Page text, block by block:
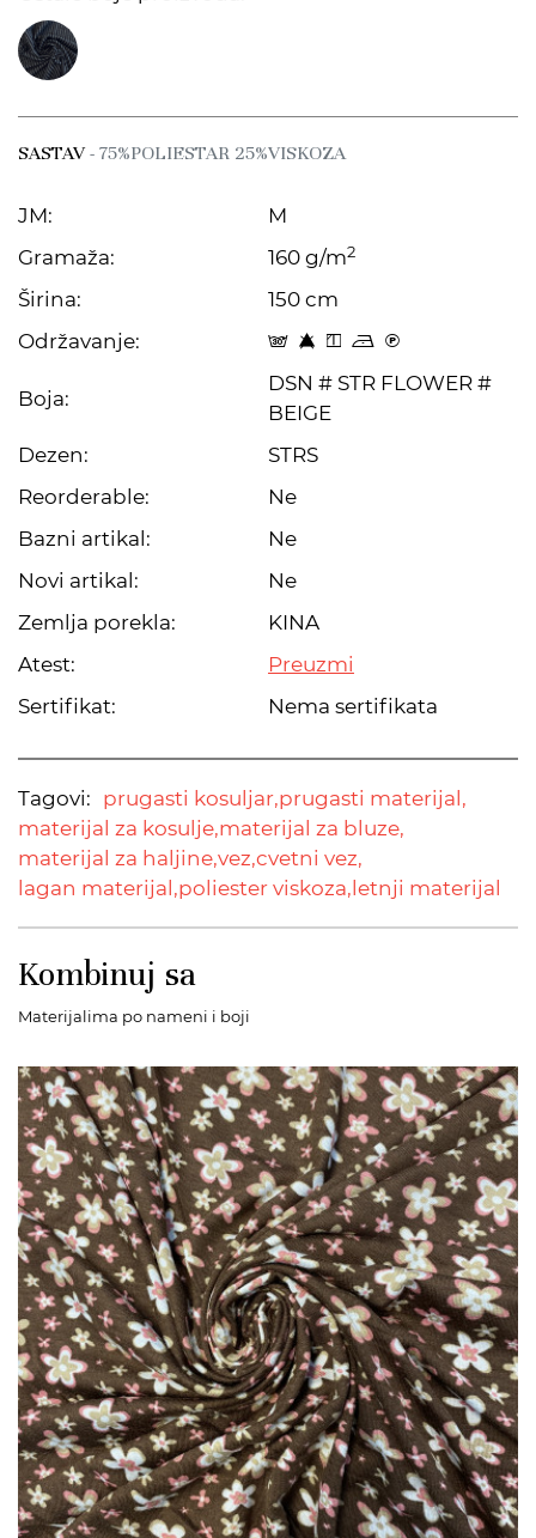
SASTAV- 75%POLIESTAR 25%VISKOZA
JM:
M
Gramaža:
160 g/m2
Širina:
150 cm
Održavanje:
s 8 y o C
Boja:
DSN # STR FLOWER #
BEIGE
Dezen:
STRS
Reorderable:
Ne
Bazni artikal:
Ne
Novi artikal:
Ne
Zemlja porekla:
KINA
Atest:
Preuzmi
Sertifikat:
Nema sertifikata
Tagovi: prugasti kosuljar,prugasti materijal,
materijal za kosulje,materijal za bluze,
materijal za haljine,vez,cvetni vez,
lagan materijal,poliester viskoza, letnji materijal
Kombinuj sa
Materijalima po nameni i boji